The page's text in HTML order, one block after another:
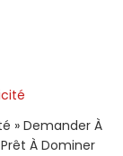
» Demander À
À Dominer